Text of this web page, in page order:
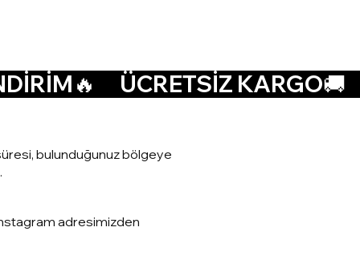
bulunduğunuz bölgeye
adresimizden